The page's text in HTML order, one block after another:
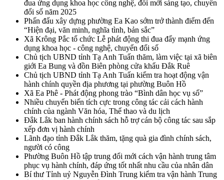
đua ứng dụng khoa học công nghệ, đổi mới sáng tạo, chuyển
đổi số năm 2025
Phấn đấu xây dựng phường Ea Kao sớm trở thành điểm đến
“Hiện đại, văn minh, nghĩa tình, bản sắc”
Xã Krông Pắc tổ chức Lễ phát động thi đua đẩy mạnh ứng
dụng khoa học - công nghệ, chuyển đổi số
Chủ tịch UBND tỉnh Tạ Anh Tuấn thăm, làm việc tại xã biên
giới Ea Bung và đồn Biên phòng cửa khẩu Đắk Ruê
Chủ tịch UBND tỉnh Tạ Anh Tuấn kiểm tra hoạt động vận
hành chính quyền địa phương tại phường Buôn Hồ
Xã Ea Phê - Phát động phong trào “Bình dân học vụ số”
Nhiều chuyển biến tích cực trong công tác cải cách hành
chính của ngành Văn hóa, Thể thao và du lịch
Đắk Lắk ban hành chính sách hỗ trợ cán bộ công tác sau sắp
xếp đơn vị hành chính
Lãnh đạo tỉnh Đắk Lắk thăm, tặng quà gia đình chính sách,
người có công
Phường Buôn Hồ tập trung đổi mới cách vận hành trung tâm
phục vụ hành chính, đáp ứng tốt nhất nhu cầu của nhân dân
Bí thư Tỉnh uỷ Nguyễn Đình Trung kiểm tra vận hành Trung